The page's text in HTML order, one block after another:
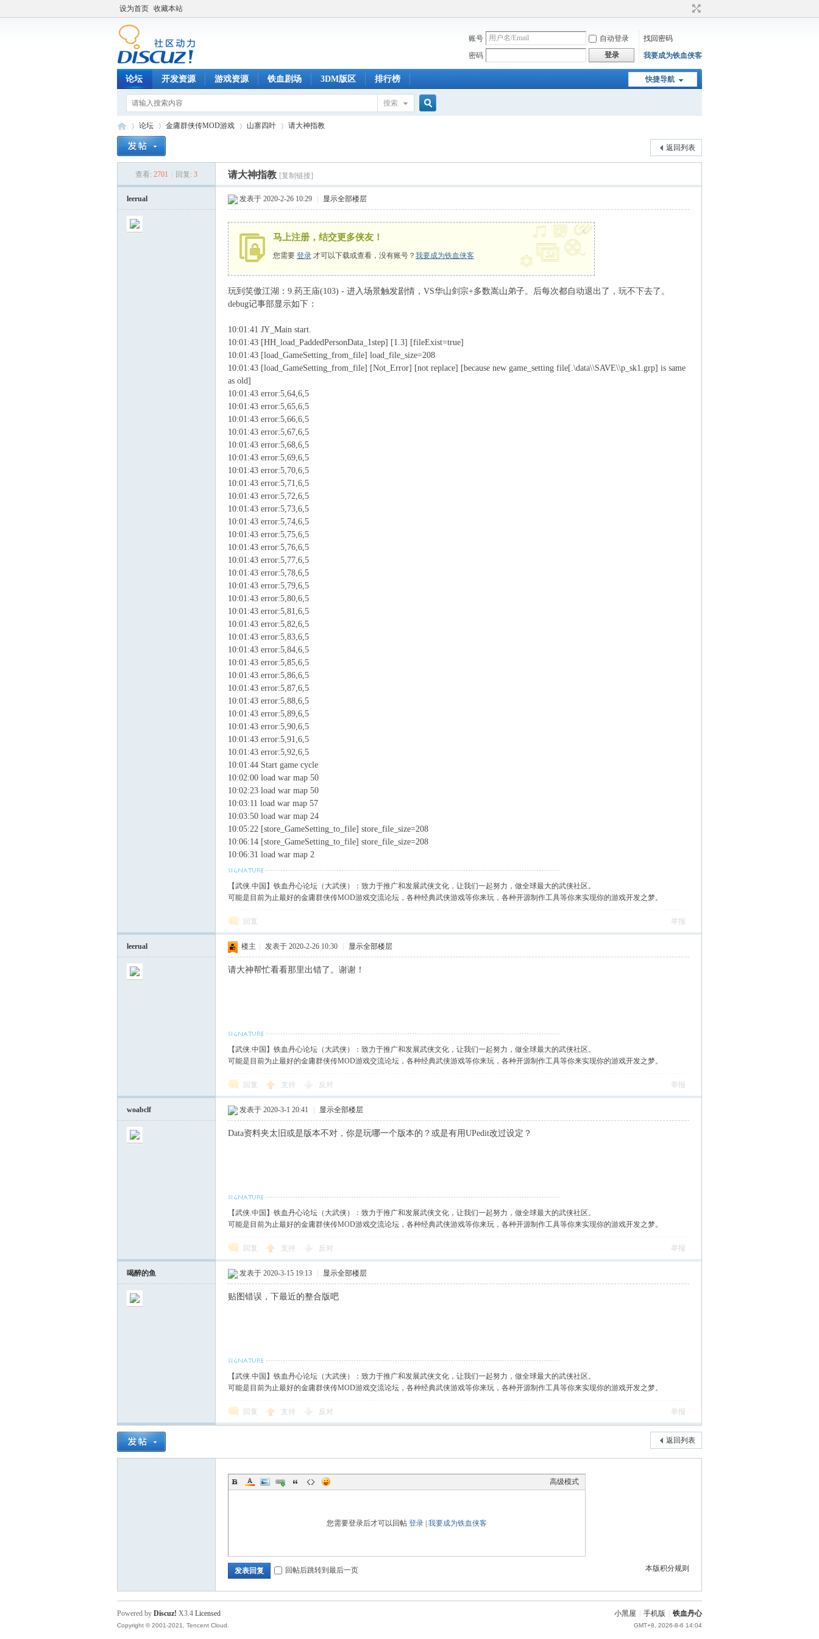
设为首页 收藏本站
账号 自动登录
找回密码
密码
登录 我要成为铁血侠客
快捷导航
论坛 开发资源 游戏资源 铁血剧场 3DM版区 排行榜
搜索
论坛
›
金庸群侠传MOD游戏
›
山寨四叶
›
请大神指教
返回列表
查看: 2701 回复: 3 请大神指教 [复制链接]
leerual 发表于 2020-2-26 10:29 显示全部楼层
马上注册，结交更多侠友！
您需要 登录 才可以下载或查看，没有账号？ 我要成为铁血侠客
x
玩到笑傲江湖：9.药王庙(103) - 进入场景触发剧情，VS华山剑宗+多数嵩山弟子。后每次都自动退出了，玩不下去了。
debug记事部显示如下：
10:01:41 JY_Main start.
10:01:43 [HH_load_PaddedPersonData_1step] [1.3] [fileExist=true]
10:01:43 [load_GameSetting_from_file] load_file_size=208
10:01:43 [load_GameSetting_from_file] [Not_Error] [not replace] [because new game_setting file[.\data\\SAVE\\p_sk1.grp] is same
as old]
10:01:43 error:5,64,6,5
10:01:43 error:5,65,6,5
10:01:43 error:5,66,6,5
10:01:43 error:5,67,6,5
10:01:43 error:5,68,6,5
10:01:43 error:5,69,6,5
10:01:43 error:5,70,6,5
10:01:43 error:5,71,6,5
10:01:43 error:5,72,6,5
10:01:43 error:5,73,6,5
10:01:43 error:5,74,6,5
10:01:43 error:5,75,6,5
10:01:43 error:5,76,6,5
10:01:43 error:5,77,6,5
10:01:43 error:5,78,6,5
10:01:43 error:5,79,6,5
10:01:43 error:5,80,6,5
10:01:43 error:5,81,6,5
10:01:43 error:5,82,6,5
10:01:43 error:5,83,6,5
10:01:43 error:5,84,6,5
10:01:43 error:5,85,6,5
10:01:43 error:5,86,6,5
10:01:43 error:5,87,6,5
10:01:43 error:5,88,6,5
10:01:43 error:5,89,6,5
10:01:43 error:5,90,6,5
10:01:43 error:5,91,6,5
10:01:43 error:5,92,6,5
10:01:44 Start game cycle
10:02:00 load war map 50
10:02:23 load war map 50
10:03:11 load war map 57
10:03:50 load war map 24
10:05:22 [store_GameSetting_to_file] store_file_size=208
10:06:14 [store_GameSetting_to_file] store_file_size=208
10:06:31 load war map 2
【武侠.中国】铁血丹心论坛（大武侠）：致力于推广和发展武侠文化，让我们一起努力，做全球最大的武侠社区。
可能是目前为止最好的金庸群侠传MOD游戏交流论坛，各种经典武侠游戏等你来玩，各种开源制作工具等你来实现你的游戏开发之梦。
回复 举报
leerual 楼主 发表于 2020-2-26 10:30 显示全部楼层
请大神帮忙看看那里出错了。谢谢！
【武侠.中国】铁血丹心论坛（大武侠）：致力于推广和发展武侠文化，让我们一起努力，做全球最大的武侠社区。
可能是目前为止最好的金庸群侠传MOD游戏交流论坛，各种经典武侠游戏等你来玩，各种开源制作工具等你来实现你的游戏开发之梦。
回复 支持 反对 举报
woabclf 发表于 2020-3-1 20:41 显示全部楼层
Data资料夹太旧或是版本不对，你是玩哪一个版本的？或是有用UPedit改过设定？
【武侠.中国】铁血丹心论坛（大武侠）：致力于推广和发展武侠文化，让我们一起努力，做全球最大的武侠社区。
可能是目前为止最好的金庸群侠传MOD游戏交流论坛，各种经典武侠游戏等你来玩，各种开源制作工具等你来实现你的游戏开发之梦。
回复 支持 反对 举报
喝醉的鱼 发表于 2020-3-15 19:13 显示全部楼层
贴图错误，下最近的整合版吧
【武侠.中国】铁血丹心论坛（大武侠）：致力于推广和发展武侠文化，让我们一起努力，做全球最大的武侠社区。
可能是目前为止最好的金庸群侠传MOD游戏交流论坛，各种经典武侠游戏等你来玩，各种开源制作工具等你来实现你的游戏开发之梦。
回复 支持 反对 举报
返回列表
高级模式
您需要登录后才可以回帖 登录 我要成为铁血侠客
本版积分规则
发表回复 回帖后跳转到最后一页
小黑屋 手机版 铁血丹心
GMT+8, 2026-8-6 14:04
Powered by Discuz! X3.4 Licensed
Copyright © 2001-2021, Tencent Cloud.